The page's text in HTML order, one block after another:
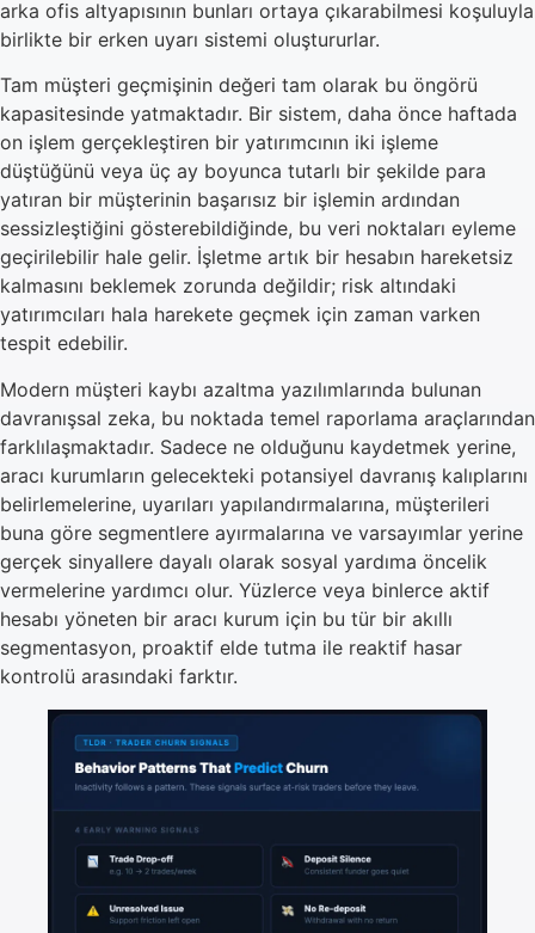
arka ofis altyapısının bunları ortaya çıkarabilmesi koşuluyla
birlikte bir erken uyarı sistemi oluştururlar.
Tam müşteri geçmişinin değeri tam olarak bu öngörü
kapasitesinde yatmaktadır. Bir sistem, daha önce haftada
on işlem gerçekleştiren bir yatırımcının iki işleme
düştüğünü veya üç ay boyunca tutarlı bir şekilde para
yatıran bir müşterinin başarısız bir işlemin ardından
sessizleştiğini gösterebildiğinde, bu veri noktaları eyleme
geçirilebilir hale gelir. İşletme artık bir hesabın hareketsiz
kalmasını beklemek zorunda değildir; risk altındaki
yatırımcıları hala harekete geçmek için zaman varken
tespit edebilir.
Modern müşteri kaybı azaltma yazılımlarında bulunan
davranışsal zeka, bu noktada temel raporlama araçlarından
farklılaşmaktadır. Sadece ne olduğunu kaydetmek yerine,
aracı kurumların gelecekteki potansiyel davranış kalıplarını
belirlemelerine, uyarıları yapılandırmalarına, müşterileri
buna göre segmentlere ayırmalarına ve varsayımlar yerine
gerçek sinyallere dayalı olarak sosyal yardıma öncelik
vermelerine yardımcı olur. Yüzlerce veya binlerce aktif
hesabı yöneten bir aracı kurum için bu tür bir akıllı
segmentasyon, proaktif elde tutma ile reaktif hasar
kontrolü arasındaki farktır.